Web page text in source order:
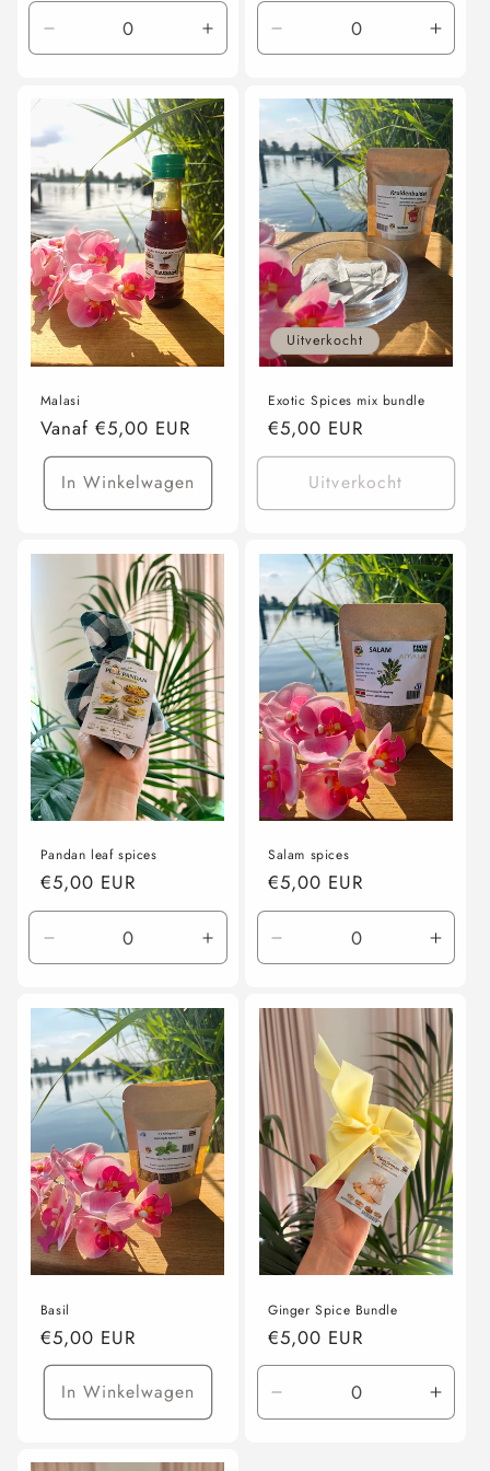
verlagen
200
ml
Aantal
verhogen
200
ml
verlagen
1L
Malasi
Normale
prijs
Vanaf €5,00 EUR
In Winkelwagen
Uitverkocht
Exotic Spices mix bundle
Normale
prijs
€5,00 EUR
Uitverkocht
Pandan leaf spices
Normale
prijs
€5,00 EUR
verlagen
25
gram
Aantal
verhogen
25
gram
Salam spices
Normale
prijs
€5,00 EUR
verlagen
50
gram
50
gram
Basil
Normale
prijs
€5,00 EUR
In Winkelwagen
Ginger Spice Bundle
Normale
prijs
€5,00 EUR
verlagen